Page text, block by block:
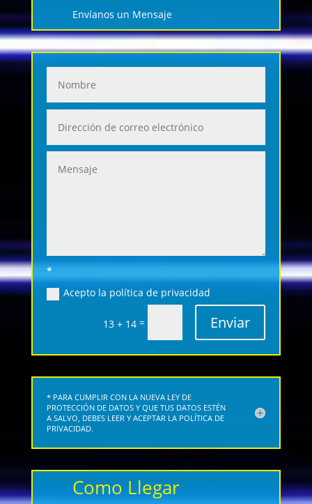
Envíanos un Mensaje
*
Acepto la política de privacidad
13 + 14 = Enviar
* PARA CUMPLIR CON LA NUEVA LEY DE
PROTECCIÓN DE DATOS Y QUE TUS DATOS ESTÉN
A SALVO, DEBES LEER Y ACEPTAR LA POLÍTICA DE
PRIVACIDAD.
Como Llegar